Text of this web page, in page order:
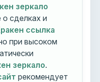
зеркало
сделках и
ссылка
при высоком
зеркало.
рекомендует